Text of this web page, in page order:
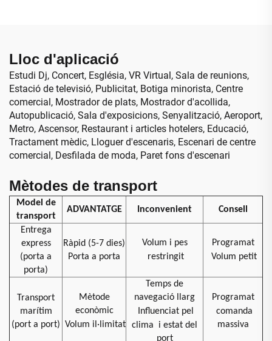
Lloc d'aplicació
Estudi Dj, Concert, Església, VR Virtual, Sala de reunions,
Estació de televisió, Publicitat, Botiga minorista, Centre
comercial, Mostrador de plats, Mostrador d'acollida,
Autopublicació, Sala d'exposicions, Senyalització, Aeroport,
Metro, Ascensor, Restaurant i articles hotelers, Educació,
Tractament mèdic, Lloguer d'escenaris, Escenari de centre
comercial, Desfilada de moda, Paret fons d'escenari
Mètodes de transport
Model de
transport
ADVANTATGE Inconvenient Consell
Entrega
express
(porta a
porta)
Ràpid (5-7 dies)
Porta a porta
Volum i pes
restringit
Programat
Volum petit
Transport
marítim
(port a port)
Mètode
econòmic
Volum il·limitat
Temps de
navegació llarg
Influenciat pel
clima
i estat del
port
Programat
comanda
massiva